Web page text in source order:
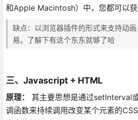
和Apple Macintosh）中，您都可以获
缺点：以浏览器插件的形式来支持动
易。了解下有这个东东就够了哈
三、Javascript + HTML
原理：
其主要思想是通过setInterval
调函数来持续调用改变某个元素的